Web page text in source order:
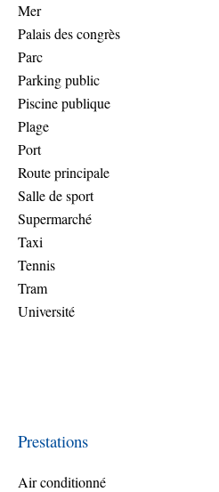
Mer
Palais des congrès
Parc
Parking public
Piscine publique
Plage
Port
Route principale
Salle de sport
Supermarché
Taxi
Tennis
Tram
Université
Prestations
Air conditionné